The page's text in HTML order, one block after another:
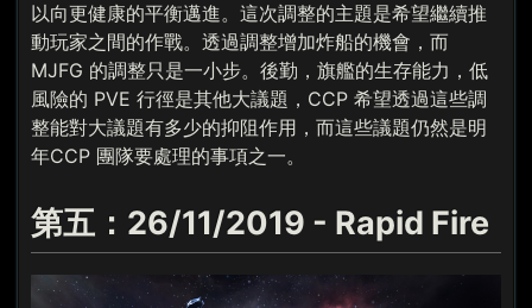
以向更健康的平衡邁進。這次調整的主題是希望繼續推
動玩家之間的作戰。透過調整增加炸船的機會，而
MJFG 的調整只是一小步。後勤，旗艦的生存能力，低
風險的 PVE 行徑是其他大議題，CCP 希望透過這些調
整能對大議題有多少的抑阻作用，而這些議題仍然是明
年CCP 團隊要處理的事項之一。
第五：26/11/2019 - Rapid Fire